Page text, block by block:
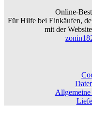
Online-
Für Hilfe bei Einkäufen,
mit der
Allgemeine